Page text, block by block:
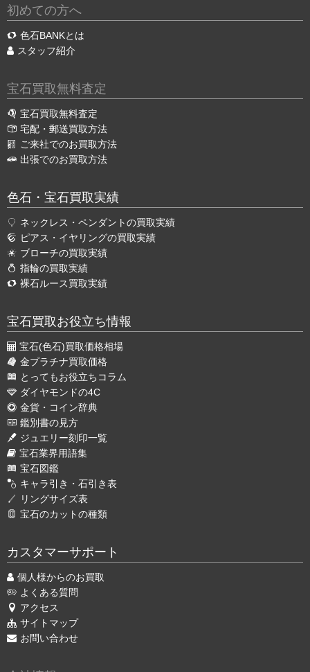
初めての方へ
色石BANKとは
スタッフ紹介
宝石買取無料査定
宝石買取無料査定
宅配・郵送買取方法
ご来社でのお買取方法
出張でのお買取方法
色石・宝石買取実績
ネックレス・ペンダントの買取実績
ピアス・イヤリングの買取実績
ブローチの買取実績
指輪の買取実績
裸石ルース買取実績
宝石買取お役立ち情報
宝石(色石)買取価格相場
金プラチナ買取価格
とってもお役立ちコラム
ダイヤモンドの4C
金貨・コイン辞典
鑑別書の見方
ジュエリー刻印一覧
宝石業界用語集
宝石図鑑
キャラ引き・石引き表
リングサイズ表
宝石のカットの種類
カスタマーサポート
個人様からのお買取
よくある質問
アクセス
サイトマップ
お問い合わせ